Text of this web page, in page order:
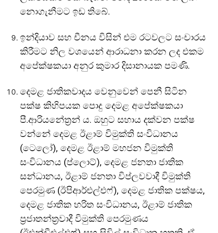
නොගැනීමට ඉඩ තිබේ.
ඉන්දියාව සහ චීනය විසින් එම රටවලට සංචාරය
කිරීමට නිල වශයෙන් ආරාධනා කරන ලද එකම
අපේක්ෂකයා අනුර කුමාර දිසානායක පමණි.
දෙමළ ජාතිකවාදය වෙනුවෙන් පෙනී සිටින
පක්ෂ කිහිපයක පොදු දෙමළ අපේක්ෂකයා
පී.ආරියනේත්‍රන් ය. ඔහුට සහාය දක්වන පක්ෂ
වන්නේ දෙමළ ඊළාම් විමුක්ති සංවිධානය
(ටෙලෝ), දෙමළ ඊළාම් මහජන විමුක්ති
සංවිධානය (ප්ලොට්), දෙමළ ජනතා ජාතික
සන්ධානය, ඊළාම් ජනතා විප්ලවවාදී විමුක්ති
පෙරමුණ (ඊපිආර්එල්එෆ්), දෙමළ ජාතික පක්ෂය,
දෙමළ ජාතික හරිත සංවිධානය, ඊළාම් ජාතික
ප්‍රජාතන්ත්‍රවාදී විමුක්ති පෙරමුණය